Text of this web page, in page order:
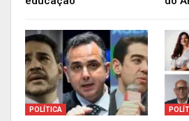
controle e monitoramento dos
acontecem em nossos
“Agora vamos aguardar a
ministro”, concluiu.
POLÍTICA